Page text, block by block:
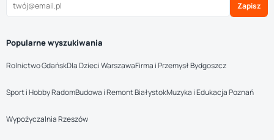
Zapisz
Popularne wyszukiwania
Rolnictwo GdańskDla Dzieci WarszawaFirma i Przemysł Bydgoszcz
Sport i Hobby RadomBudowa i Remont BiałystokMuzyka i Edukacja Poznań
Wypożyczalnia Rzeszów